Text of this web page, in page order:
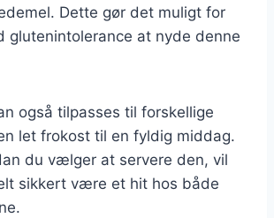
Dette gør det muligt for
glutenintolerance at nyde denne
også tilpasses til forskellige
let frokost til en fyldig middag.
du vælger at servere den, vil
sikkert være et hit hos både